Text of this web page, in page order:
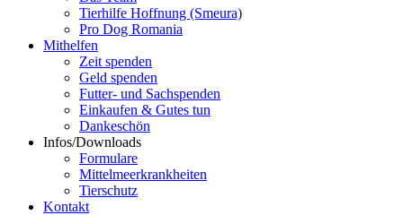
Tierhilfe Hoffnung (Smeura)
Pro Dog Romania
Mithelfen
Zeit spenden
Geld spenden
Futter- und Sachspenden
Einkaufen & Gutes tun
Dankeschön
Infos/Downloads
Formulare
Mittelmeerkrankheiten
Tierschutz
Kontakt